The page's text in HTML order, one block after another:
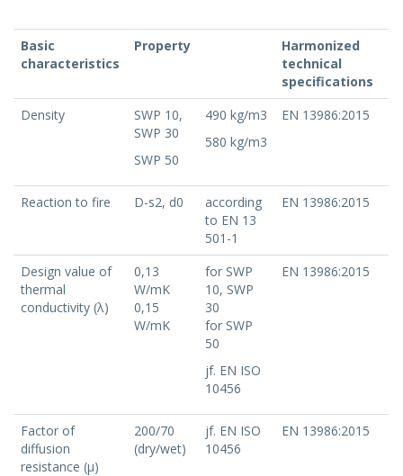
Basic
characteristics
Property
Harmonized
technical
specifications
Density
SWP 10,
SWP 30
SWP 50
490 kg/m3
580 kg/m3
EN 13986:2015
Reaction to fire D-s2, d0
according
to EN 13
501-1
EN 13986:2015
Design value of
thermal
conductivity (λ)
0,13
W/mK
0,15
W/mK
for SWP
10, SWP
30
for SWP
50
jf. EN ISO
10456
EN 13986:2015
Factor of
diffusion
resistance (μ)
200/70
(dry/wet)
jf. EN ISO
10456
EN 13986:2015